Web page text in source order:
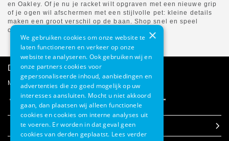
en Oakley. Of je nu je racket wilt opgraven met een nieuwe grip
of je ogen wil afschermen met een stijlvolle pet: kleine details
maken een groot verschil op de baan. Shop snel en speel
optimaal.
Direct advies
Mail onze klantenservice
Klantenservice
×
We gebruiken cookies om onze website te
laten functioneren en verkeer op onze
website te analyseren. Ook gebruiken wij en
onze partners cookies voor
gepersonaliseerde inhoud, aanbiedingen en
advertenties die zo goed mogelijk op uw
interesses aansluiten. Mocht u niet akkoord
gaan, dan plaatsen wij alleen functionele
cookies en cookies om interne analyses uit
te voeren. Er worden in dat geval geen
cookies van derden geplaatst. Lees verder